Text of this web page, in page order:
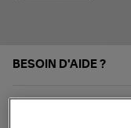
BESOIN D'AIDE ?